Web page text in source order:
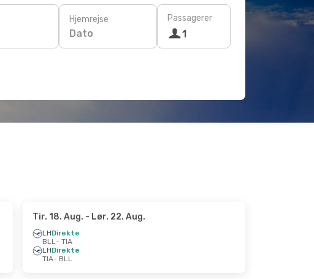
Hjemrejse
Dato
Passagerer
1
Tir. 18. Aug. - Lør. 22. Aug.
LHDirekte
BLL- TIA
LHDirekte
TIA- BLL